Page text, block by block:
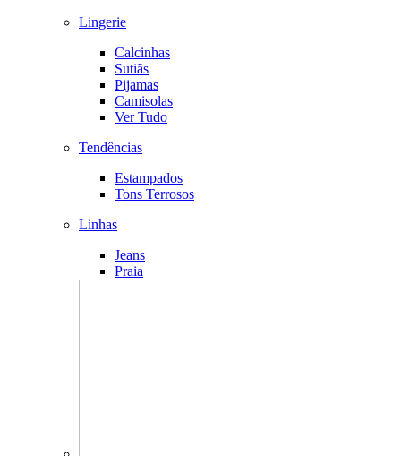
Lingerie
Calcinhas
Sutiãs
Pijamas
Camisolas
Ver Tudo
Tendências
Estampados
Tons Terrosos
Linhas
Jeans
Praia